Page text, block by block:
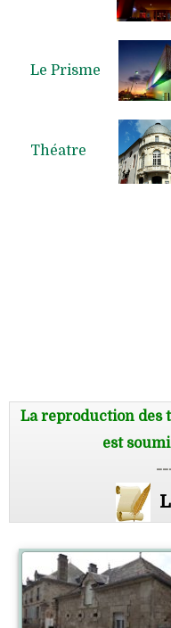
Le Prisme
Théatre
La reproduction des
est